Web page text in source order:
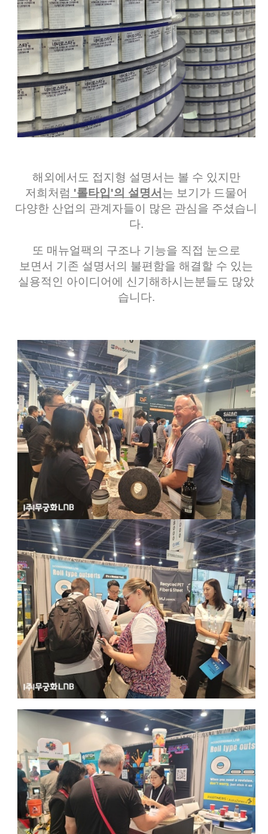
해외에서도 접지형 설명서는 볼 수 있지만
저희처럼 '롤타입'의 설명서 는 보기가 드물어
다양한 산업의 관계자들이 많은 관심을 주셨습니
다.
또 매뉴얼팩의 구조나 기능을 직접 눈으로
보면서 기존 설명서의 불편함을 해결할 수 있는
실용적인 아이디어에 신기해하시는분들도 많았
습니다.